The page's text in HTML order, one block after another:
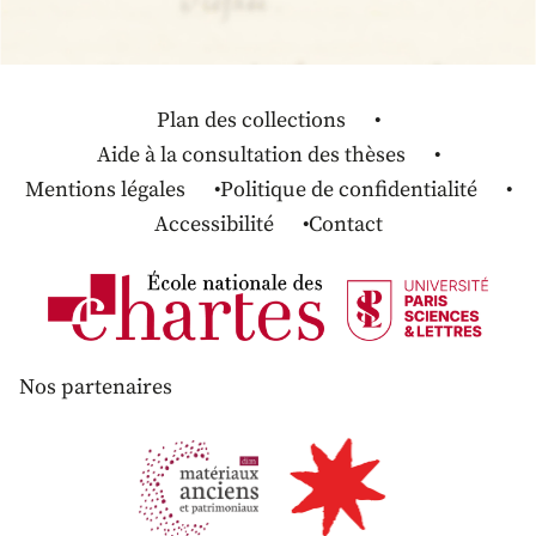
Plan des collections
Aide à la consultation des thèses
Mentions légales
Politique de confidentialité
Accessibilité
Contact
Nos partenaires